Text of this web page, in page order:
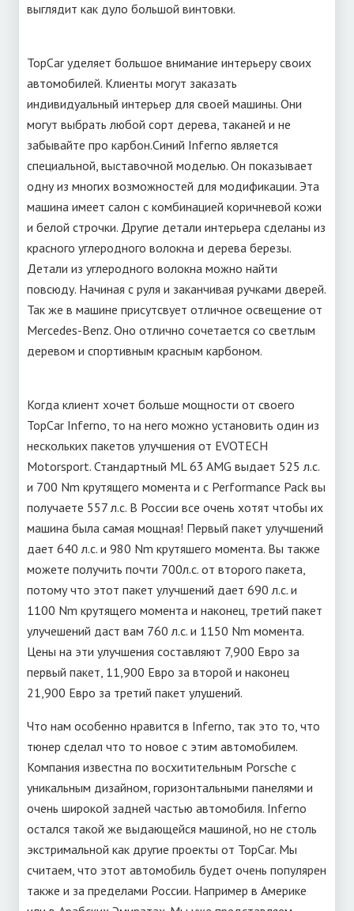
выглядит как дуло большой винтовки.
TopCar уделяет большое внимание интерьеру своих
автомобилей. Клиенты могут заказать
индивидуальный интерьер для своей машины. Они
могут выбрать любой сорт дерева, таканей и не
забывайте про карбон.Синий Inferno является
специальной, выставочной моделью. Он показывает
одну из многих возможностей для модификации. Эта
машина имеет салон с комбинацией коричневой кожи
и белой строчки. Другие детали интерьера сделаны из
красного углеродного волокна и дерева березы.
Детали из углеродного волокна можно найти
повсюду. Начиная с руля и заканчивая ручками дверей.
Так же в машине присутсвует отличное освещение от
Mercedes-Benz. Оно отлично сочетается со светлым
деревом и спортивным красным карбоном.
Когда клиент хочет больше мощности от своего
TopCar Inferno, то на него можно установить один из
нескольких пакетов улучшения от EVOTECH
Motorsport. Стандартный ML 63 AMG выдает 525 л.с.
и 700 Nm крутящего момента и с Performance Pack вы
получаете 557 л.с. В России все очень хотят чтобы их
машина была самая мощная! Первый пакет улучшений
дает 640 л.с. и 980 Nm крутяшего момента. Вы также
можете получить почти 700л.с. от второго пакета,
потому что этот пакет улучшений дает 690 л.с. и
1100 Nm крутящего момента и наконец, третий пакет
улучешений даст вам 760 л.с. и 1150 Nm момента.
Цены на эти улучшения составляют 7,900 Евро за
первый пакет, 11,900 Евро за второй и наконец
21,900 Евро за третий пакет улушений.
Что нам особенно нравится в Inferno, так это то, что
тюнер сделал что то новое с этим автомобилем.
Компания известна по восхитительным Porsche с
уникальным дизайном, горизонтальными панелями и
очень широкой задней частью автомобиля. Inferno
остался такой же выдающейся машиной, но не столь
экстримальной как другие проекты от TopCar. Мы
считаем, что этот автомобиль будет очень популярен
также и за пределами России. Например в Америке